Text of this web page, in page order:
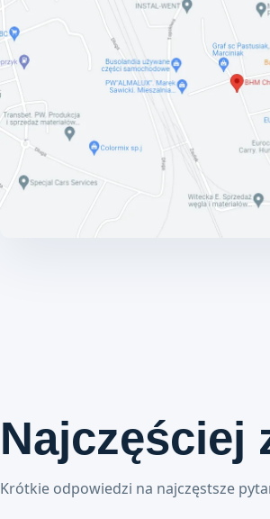
Najczęściej
Krótkie odpowiedzi na najczęstsze